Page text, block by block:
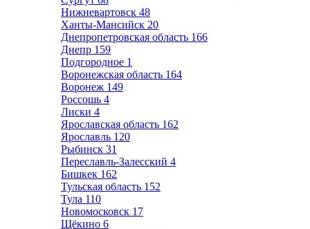
Нижневартовск 48
Ханты-Мансийск 20
Днепропетровская область 166
Днепр 159
Подгородное 1
Воронежская область 164
Воронеж 149
Россошь 4
Лиски 4
Ярославская область 162
Ярославль 120
Рыбинск 31
Переславль-Залесский 4
Бишкек 162
Тульская область 152
Тула 110
Новомосковск 17
Щёкино 6